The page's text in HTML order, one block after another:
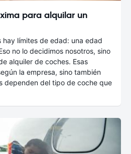
para alquilar un
hay límites de edad: una edad
no lo decidimos nosotros, sino
alquiler de coches. Esas
la empresa, sino también
dependen del tipo de coche que